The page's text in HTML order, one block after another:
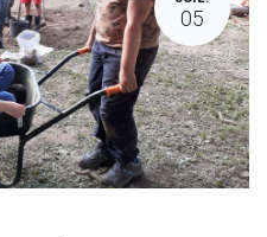
05